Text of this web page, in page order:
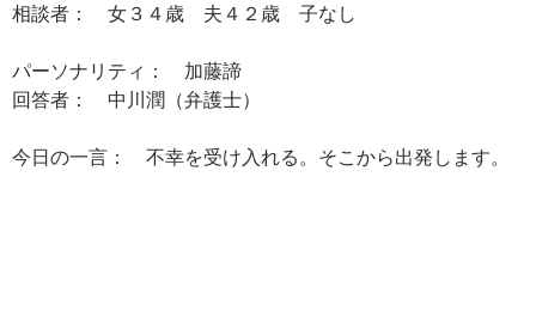
相談者： 女３４歳 夫４２歳 子なし
パーソナリティ： 加藤諦
回答者： 中川潤（弁護士）
今日の一言： 不幸を受け入れる。そこから出発します。